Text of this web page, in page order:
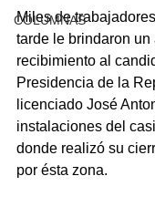
COLUMNAS
Miles de
tarde le brindaron un
recibimiento al
Presidencia de la
licenciado José
instalaciones del
donde realizó su
por ésta zona.